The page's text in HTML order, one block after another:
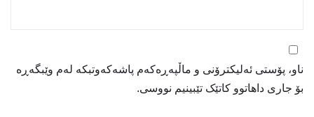
ناو، پۆستی ئەلیکترۆنی و ماڵپەڕەکەم پاشەکەوتبکە لەم وێبگەڕە
بۆ جاری داهاتوو کاتێک تێبینیم نووسی.